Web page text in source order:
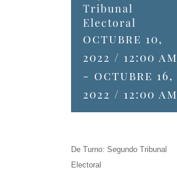
Tribunal
Electoral
octubre 10,
2022 / 12:00 am
- octubre 16,
2022 / 12:00 am
De Turno: Segundo Tribunal
Electoral